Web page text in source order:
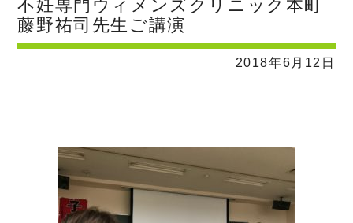
不妊専門ウィメンズクリニック本町
藤野祐司先生ご講演
2018年6月12日